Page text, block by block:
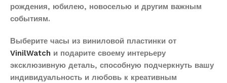
рождения, юбилею, новоселью и другим важным
событиям.
Выберите часы из виниловой пластинки от
VinilWatch и подарите своему интерьеру
эксклюзивную деталь, способную подчеркнуть вашу
индивидуальность и любовь к креативным